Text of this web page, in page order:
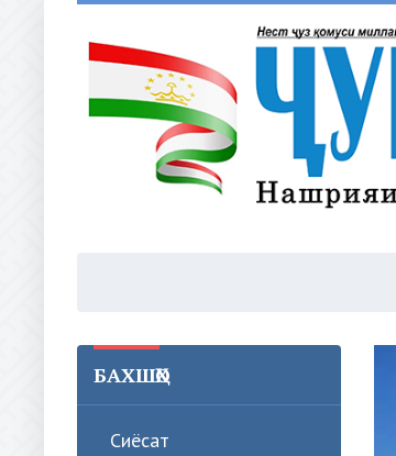
БАХШҲО
Сиёсат